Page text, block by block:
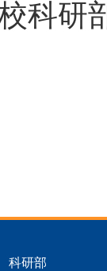
科研
科研部